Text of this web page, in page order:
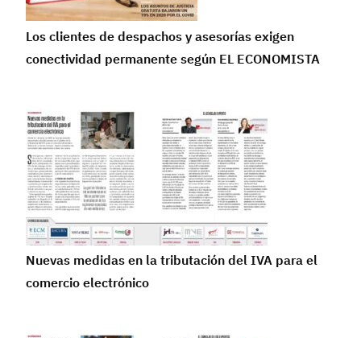
Los clientes de despachos y asesorías exigen
conectividad permanente según EL ECONOMISTA
Nuevas medidas en la tributación del IVA para el
comercio electrónico